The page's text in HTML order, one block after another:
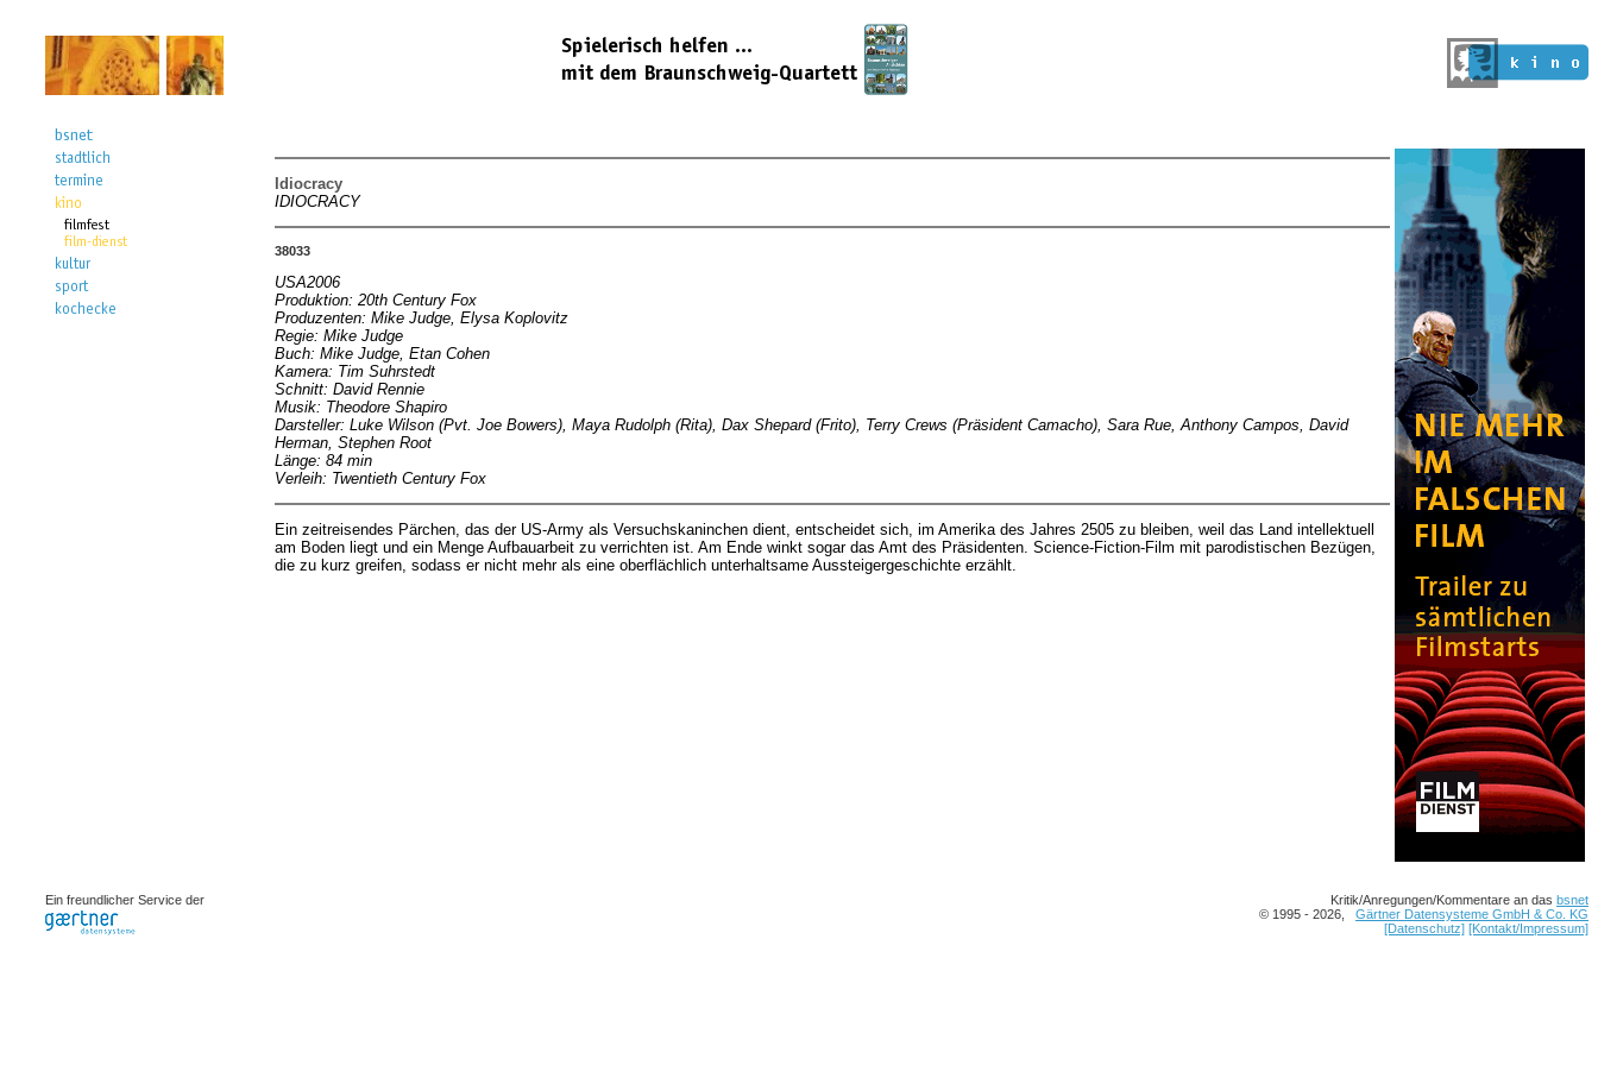
Idiocracy
IDIOCRACY
38033
USA2006
Produktion: 20th Century Fox
Produzenten: Mike Judge, Elysa Koplovitz
Regie: Mike Judge
Buch: Mike Judge, Etan Cohen
Kamera: Tim Suhrstedt
Schnitt: David Rennie
Musik: Theodore Shapiro
Darsteller: Luke Wilson (Pvt. Joe Bowers), Maya Rudolph (Rita), Dax Shepard (Frito), Terry Crews (Präsident Camacho), Sara Rue, Anthony Campos, David
Herman, Stephen Root
Länge: 84 min
Verleih: Twentieth Century Fox
Ein zeitreisendes Pärchen, das der US-Army als Versuchskaninchen dient, entscheidet sich, im Amerika des Jahres 2505 zu bleiben, weil das Land intellektuell
am Boden liegt und ein Menge Aufbauarbeit zu verrichten ist. Am Ende winkt sogar das Amt des Präsidenten. Science-Fiction-Film mit parodistischen Bezügen,
die zu kurz greifen, sodass er nicht mehr als eine oberflächlich unterhaltsame Aussteigergeschichte erzählt.
Ein freundlicher Service der Kritik/Anregungen/Kommentare an das bsnet
© 1995 - 2026, Gärtner Datensysteme GmbH & Co. KG
[Datenschutz] [Kontakt/Impressum]